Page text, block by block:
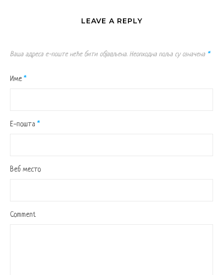
LEAVE A REPLY
Ваша адреса е-поште неће бити објављена. Неопходна поља су означена *
Име *
Е-пошта *
Веб место
Comment